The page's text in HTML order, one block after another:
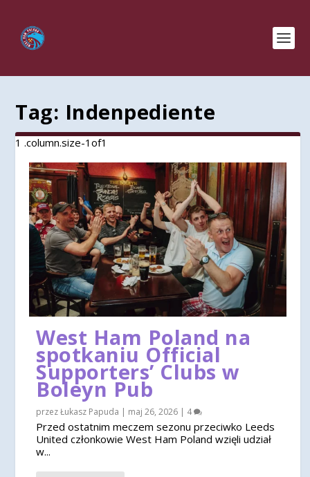
Tag: Indenpediente
West Ham Poland na
spotkaniu Official
Supporters’ Clubs w
Boleyn Pub
przezŁukasz Papuda | maj 26, 2026 | 4
Przed ostatnim meczem sezonu przeciwko Leeds
United członkowie West Ham Poland wzięli udział
w...